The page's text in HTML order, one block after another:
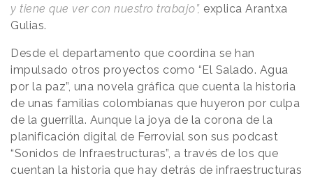
y tiene que ver con nuestro trabajo”, explica Arantxa
Gulias.
Desde el departamento que coordina se han
impulsado otros proyectos como “El Salado. Agua
por la paz”, una novela gráfica que cuenta la historia
de unas familias colombianas que huyeron por culpa
de la guerrilla. Aunque la joya de la corona de la
planificación digital de Ferrovial son sus podcast
“Sonidos de Infraestructuras”, a través de los que
cuentan la historia que hay detrás de infraestructuras